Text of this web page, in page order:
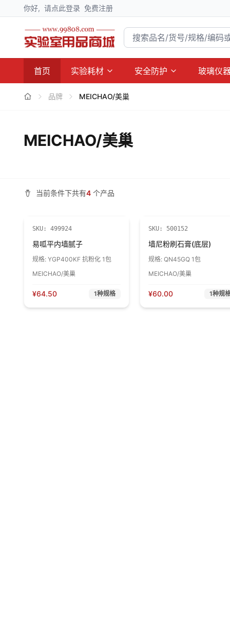
你好, 请点此登录 免费注册
首页 实验耗材 安全防护 玻璃仪
品牌 MEICHAO/美巢
MEICHAO/美巢
当前条件下共有4 个产品
SKU: 499924
易呱平内墙腻子
规格: YGP400KF 抗粉化 1包
MEICHAO/美巢
¥64.50 1种规格
SKU: 500152
墙尼粉刷石膏(底层)
规格: QN45GQ 1包
MEICHAO/美巢
¥60.00 1种规